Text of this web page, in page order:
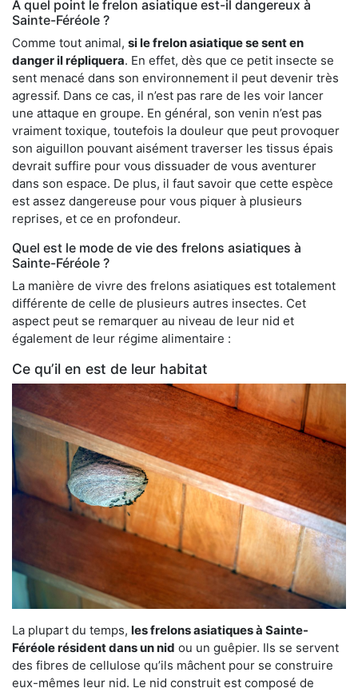
À quel point le frelon asiatique est-il dangereux à
Sainte-Féréole ?
Comme tout animal, si le frelon asiatique se sent en
danger il répliquera. En effet, dès que ce petit insecte se
sent menacé dans son environnement il peut devenir très
agressif. Dans ce cas, il n’est pas rare de les voir lancer
une attaque en groupe. En général, son venin n’est pas
vraiment toxique, toutefois la douleur que peut provoquer
son aiguillon pouvant aisément traverser les tissus épais
devrait suffire pour vous dissuader de vous aventurer
dans son espace. De plus, il faut savoir que cette espèce
est assez dangereuse pour vous piquer à plusieurs
reprises, et ce en profondeur.
Quel est le mode de vie des frelons asiatiques à
Sainte-Féréole ?
La manière de vivre des frelons asiatiques est totalement
différente de celle de plusieurs autres insectes. Cet
aspect peut se remarquer au niveau de leur nid et
également de leur régime alimentaire :
Ce qu’il en est de leur habitat
La plupart du temps, les frelons asiatiques à Sainte-
Féréole résident dans un nid ou un guêpier. Ils se servent
des fibres de cellulose qu’ils mâchent pour se construire
eux-mêmes leur nid. Le nid construit est composé de